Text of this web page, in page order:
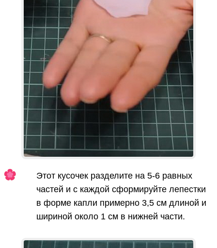
Этот кусочек разделите на 5-6 равных
частей и с каждой сформируйте лепестки
в форме капли примерно 3,5 см длиной и
шириной около 1 см в нижней части.